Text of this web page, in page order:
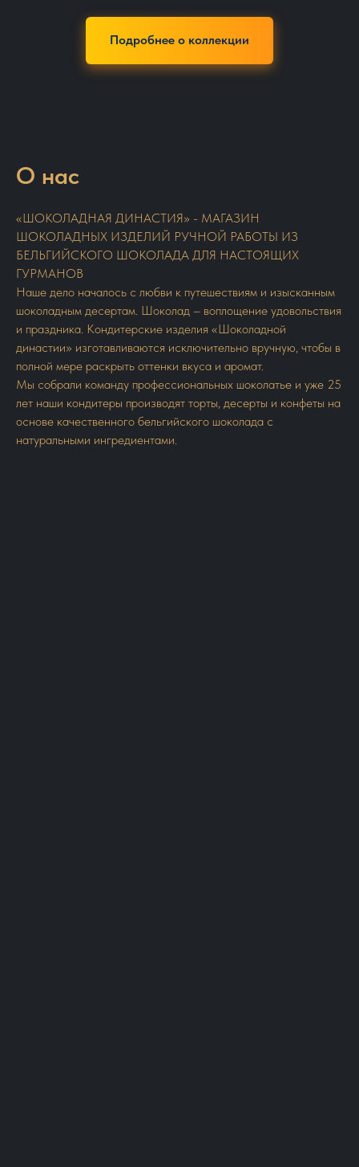
Подробнее о коллекции
О нас
«ШОКОЛАДНАЯ ДИНАСТИЯ» - МАГАЗИН
ШОКОЛАДНЫХ ИЗДЕЛИЙ РУЧНОЙ РАБОТЫ ИЗ
БЕЛЬГИЙСКОГО ШОКОЛАДА ДЛЯ НАСТОЯЩИХ
ГУРМАНОВ
Наше дело началось с любви к путешествиям и изысканным
шоколадным десертам. Шоколад – воплощение удовольствия
и праздника. Кондитерские изделия «Шоколадной
династии» изготавливаются исключительно вручную, чтобы в
полной мере раскрыть оттенки вкуса и аромат.
Мы собрали команду профессиональных шоколатье и уже 25
лет наши кондитеры производят торты, десерты и конфеты на
основе качественного бельгийского шоколада с
натуральными ингредиентами.